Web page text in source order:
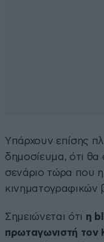
Yπάρχουν επίσης
δημοσίευμα, ότι θα
σενάριο τώρα που
κινηματογραφικών
Σημειώνεται ότι η
πρωταγωνιστή τον